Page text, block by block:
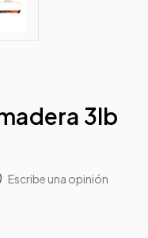
3lb
Escribe una opinión